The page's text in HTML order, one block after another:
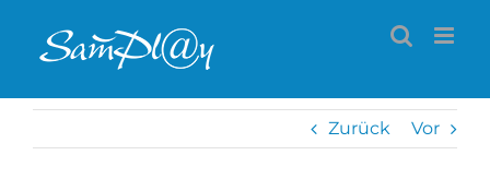
Inhalt
Zurück Vor